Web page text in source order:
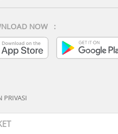
NOW :
PRIVASI